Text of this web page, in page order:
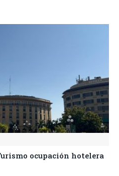
ocupación hotelera